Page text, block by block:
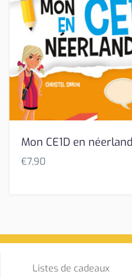
Mon CE1D en
€7,90
Listes de cadeaux